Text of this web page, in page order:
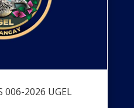
006-2026 UGEL